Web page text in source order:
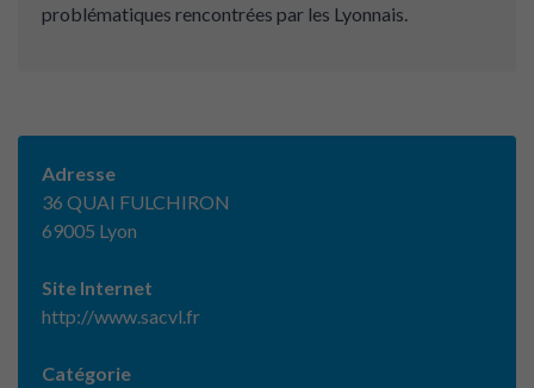
problématiques rencontrées par les Lyonnais.
Adresse
36 QUAI FULCHIRON
69005 Lyon
Site Internet
http://www.sacvl.fr
Catégorie